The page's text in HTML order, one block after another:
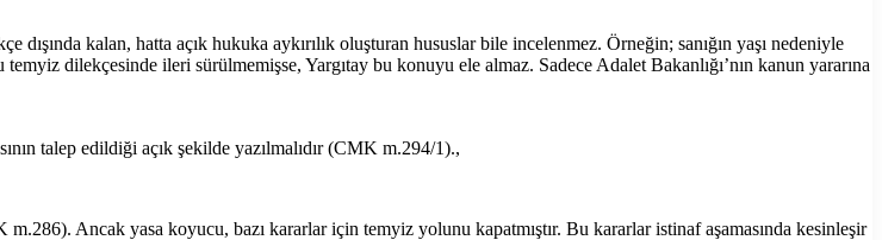
kalan, hatta açık hukuka aykırılık oluşturan hususlar bile incelenmez. Örneğin; sanığın yaşı nedeniyle
dilekçesinde ileri sürülmemişse, Yargıtay bu konuyu ele almaz. Sadece Adalet Bakanlığı’nın kanun yararına
talep edildiği açık şekilde yazılmalıdır (CMK m.294/1).,
Ancak yasa koyucu, bazı kararlar için temyiz yolunu kapatmıştır. Bu kararlar istinaf aşamasında kesinleşir